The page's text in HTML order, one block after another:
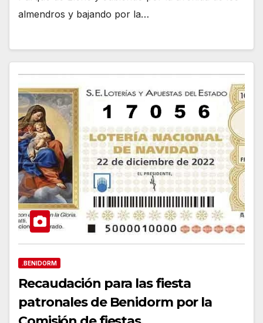
almendros y bajando por la…
.BENIDORM
Recaudación para las fiesta
patronales de Benidorm por la